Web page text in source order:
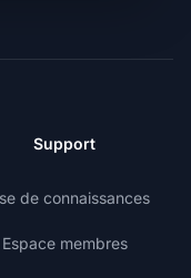
Support
de connaissances
Espace membres